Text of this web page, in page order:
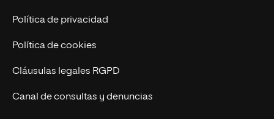
Contáctanos
Política de privacidad
Política de cookies
Cláusulas legales RGPD
Canal de consultas y denuncias